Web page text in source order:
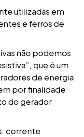
utilizadas em
e ferros de
não podemos
que é um
de energia
por finalidade
do gerador
corrente